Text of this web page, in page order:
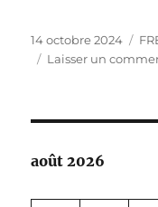
Publié
le
14 octobre 2024
Laisser un
août 2026